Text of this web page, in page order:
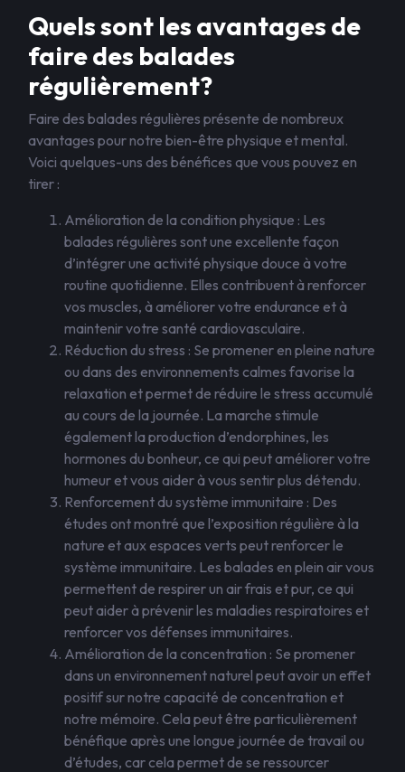
Quels sont les avantages de
faire des balades
régulièrement?
Faire des balades régulières présente de nombreux
avantages pour notre bien-être physique et mental.
Voici quelques-uns des bénéfices que vous pouvez en
tirer :
Amélioration de la condition physique : Les
balades régulières sont une excellente façon
d’intégrer une activité physique douce à votre
routine quotidienne. Elles contribuent à renforcer
vos muscles, à améliorer votre endurance et à
maintenir votre santé cardiovasculaire.
Réduction du stress : Se promener en pleine nature
ou dans des environnements calmes favorise la
relaxation et permet de réduire le stress accumulé
au cours de la journée. La marche stimule
également la production d’endorphines, les
hormones du bonheur, ce qui peut améliorer votre
humeur et vous aider à vous sentir plus détendu.
Renforcement du système immunitaire : Des
études ont montré que l’exposition régulière à la
nature et aux espaces verts peut renforcer le
système immunitaire. Les balades en plein air vous
permettent de respirer un air frais et pur, ce qui
peut aider à prévenir les maladies respiratoires et
renforcer vos défenses immunitaires.
Amélioration de la concentration : Se promener
dans un environnement naturel peut avoir un effet
positif sur notre capacité de concentration et
notre mémoire. Cela peut être particulièrement
bénéfique après une longue journée de travail ou
d’études, car cela permet de se ressourcer